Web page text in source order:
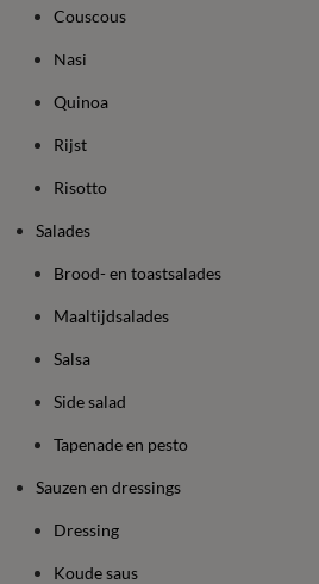
Couscous
Nasi
Quinoa
Rijst
Risotto
Salades
Brood- en toastsalades
Maaltijdsalades
Salsa
Side salad
Tapenade en pesto
Sauzen en dressings
Dressing
Koude saus